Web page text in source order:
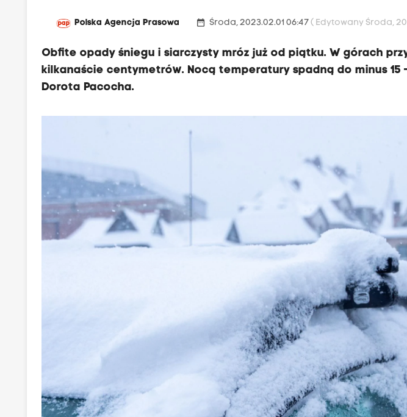
Polska Agencja Prasowa date_range Środa, 2023.02.01 06:47( Edytowany Środa,
Obfite opady śniegu i siarczysty mróz już od piątku. W górach
kilkanaście centymetrów. Nocą temperatury spadną do minus 15
Dorota Pacocha.